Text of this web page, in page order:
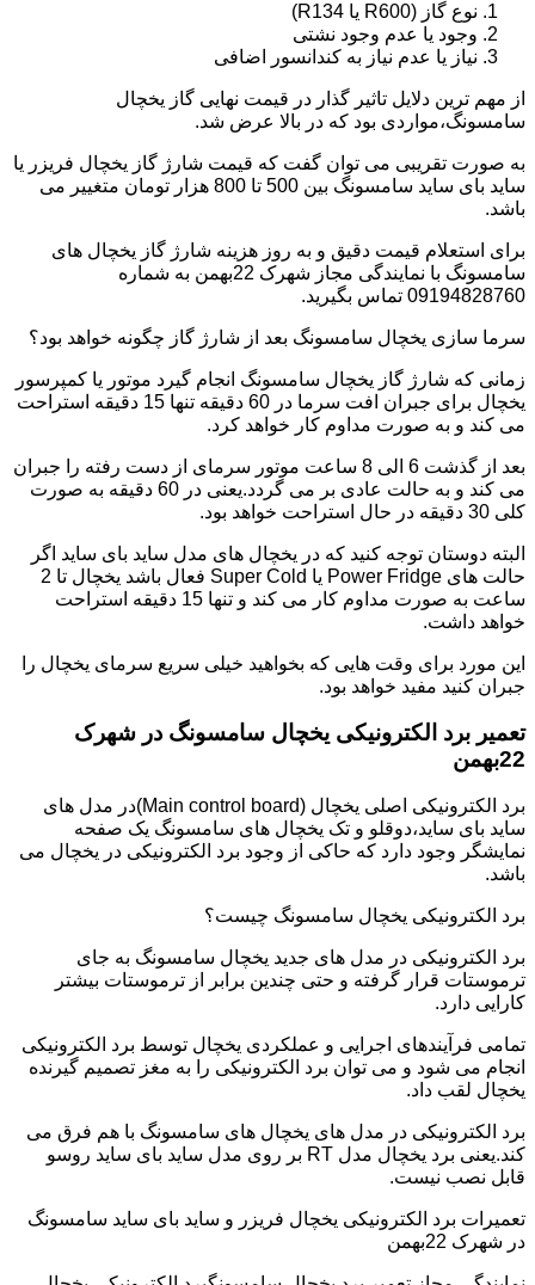
نوع گاز (R600 یا R134)
وجود یا عدم وجود نشتی
نیاز یا عدم نیاز به کندانسور اضافی
از مهم ترین دلایل تاثیر گذار در قیمت نهایی گاز یخچال
سامسونگ،مواردی بود که در بالا عرض شد.
به صورت تقریبی می توان گفت که قیمت شارژ گاز یخچال فریزر یا
ساید بای ساید سامسونگ بین 500 تا 800 هزار تومان متغییر می
باشد.
برای استعلام قیمت دقیق و به روز هزینه شارژ گاز یخچال های
سامسونگ با نمایندگی مجاز شهرک 22بهمن به شماره
09194828760 تماس بگیرید.
سرما سازی یخچال سامسونگ بعد از شارژ گاز چگونه خواهد بود؟
زمانی که شارژ گاز یخچال سامسونگ انجام گیرد موتور یا کمپرسور
یخچال برای جبران افت سرما در 60 دقیقه تنها 15 دقیقه استراحت
می کند و به صورت مداوم کار خواهد کرد.
بعد از گذشت 6 الی 8 ساعت موتور سرمای از دست رفته را جبران
می کند و به حالت عادی بر می گردد.یعنی در 60 دقیقه به صورت
کلی 30 دقیقه در حال استراحت خواهد بود.
البته دوستان توجه کنید که در یخچال های مدل ساید بای ساید اگر
حالت های Power Fridge یا Super Cold فعال باشد یخچال تا 2
ساعت به صورت مداوم کار می کند و تنها 15 دقیقه استراحت
خواهد داشت.
این مورد برای وقت هایی که بخواهید خیلی سریع سرمای یخچال را
جبران کنید مفید خواهد بود.
تعمیر برد الکترونیکی یخچال سامسونگ در شهرک
22بهمن
برد الکترونیکی اصلی یخچال (Main control board)در مدل های
ساید بای ساید،دوقلو و تک یخچال های سامسونگ یک صفحه
نمایشگر وجود دارد که حاکی از وجود برد الکترونیکی در یخچال می
باشد.
برد الکترونیکی یخچال سامسونگ چیست؟
برد الکترونیکی در مدل های جدید یخچال سامسونگ به جای
ترموستات قرار گرفته و حتی چندین برابر از ترموستات بیشتر
کارایی دارد.
تمامی فرآیندهای اجرایی و عملکردی یخچال توسط برد الکترونیکی
انجام می شود و می توان برد الکترونیکی را به مغز تصمیم گیرنده
یخچال لقب داد.
برد الکترونیکی در مدل های یخچال های سامسونگ با هم فرق می
کند.یعنی برد یخچال مدل RT بر روی مدل ساید بای ساید روسو
قابل نصب نیست.
تعمیرات برد الکترونیکی یخچال فریزر و ساید بای ساید سامسونگ
در شهرک 22بهمن